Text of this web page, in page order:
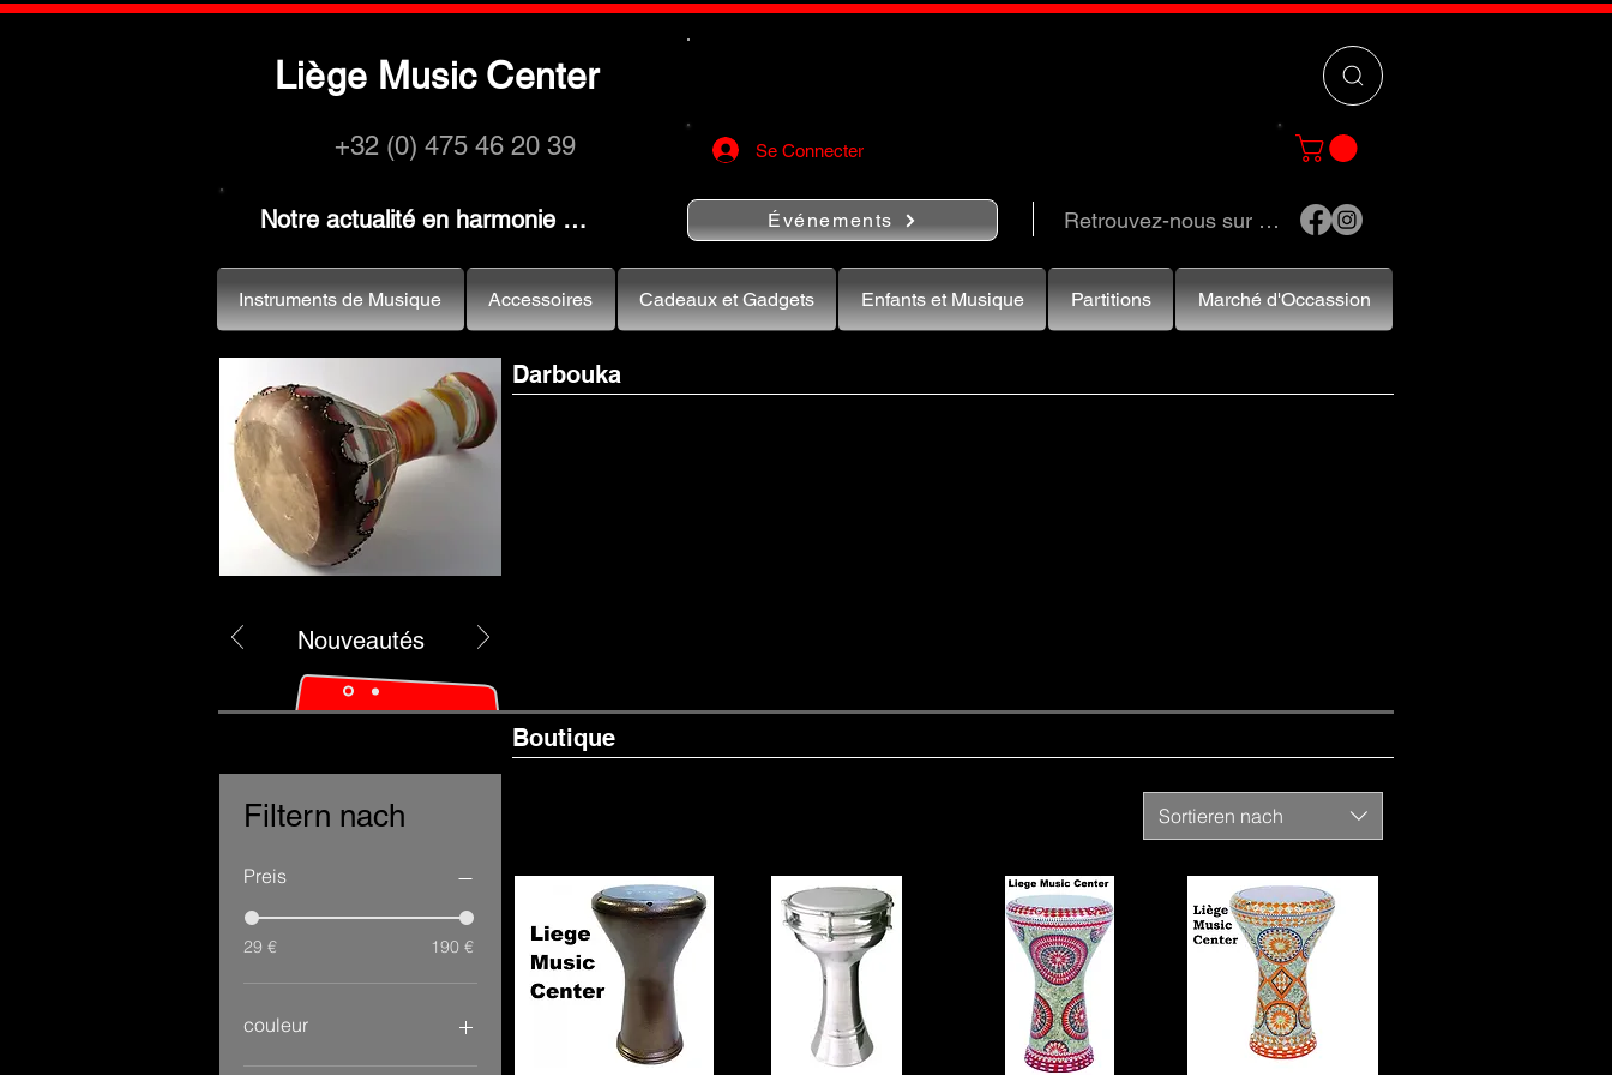
Liège Music Center
+32 (0) 475 46 20 39 Se Connecter
Notre actualité en harmonie … Événements Retrouvez-nous sur …
Nouveautés
Darbouka
Boutique
Filtern nach
Preis
29 € 190 €
couleur
Sortieren nach
Instruments de Musique Accessoires Cadeaux et Gadgets Enfants et Musique Partitions Marché d'Occassion